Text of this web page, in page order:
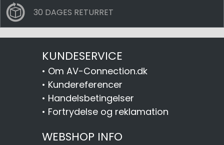
30 DAGES RETURRET
KUNDESERVICE
• Om AV-Connection.dk
• Kundereferencer
• Handelsbetingelser
• Fortrydelse og reklamation
WEBSHOP INFO